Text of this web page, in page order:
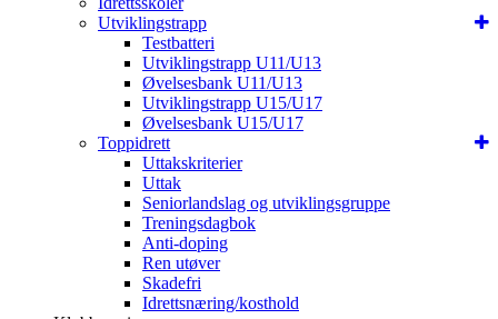
Utviklingstrapp
Testbatteri
Utviklingstrapp U11/U13
Øvelsesbank U11/U13
Utviklingstrapp U15/U17
Øvelsesbank U15/U17
Toppidrett
Uttakskriterier
Uttak
Seniorlandslag og utviklingsgruppe
Treningsdagbok
Anti-doping
Ren utøver
Skadefri
Idrettsnæring/kosthold